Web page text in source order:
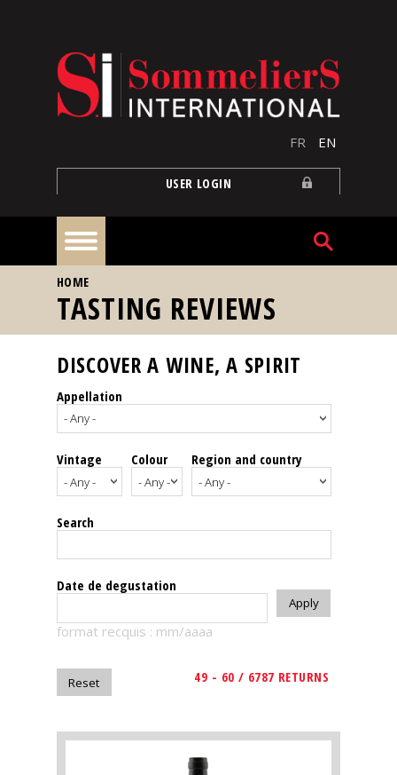
FR EN
USER LOGIN
Home
Our
events
Spirits
Tasting
reviews
The
magazine
Magazine
YOU ARE HERE
HOME
TASTING REVIEWS
DISCOVER A WINE, A SPIRIT
Appellation
Vintage Colour Region and country
Search
Date de degustation
format recquis : mm/aaaa
49 - 60 / 6787 RETURNS